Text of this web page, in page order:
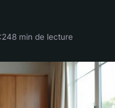
8 min de lecture